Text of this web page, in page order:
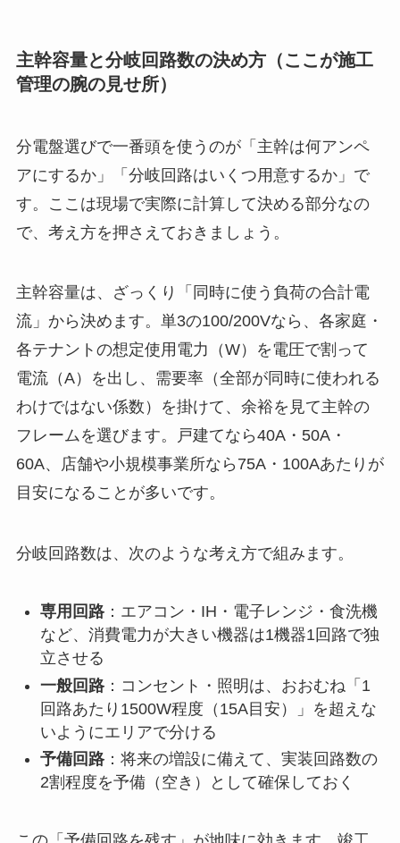
主幹容量と分岐回路数の決め方（ここが施工
管理の腕の見せ所）
分電盤選びで一番頭を使うのが「主幹は何アンペ
アにするか」「分岐回路はいくつ用意するか」で
す。ここは現場で実際に計算して決める部分なの
で、考え方を押さえておきましょう。
主幹容量は、ざっくり「同時に使う負荷の合計電
流」から決めます。単3の100/200Vなら、各家庭・
各テナントの想定使用電力（W）を電圧で割って
電流（A）を出し、需要率（全部が同時に使われる
わけではない係数）を掛けて、余裕を見て主幹の
フレームを選びます。戸建てなら40A・50A・
60A、店舗や小規模事業所なら75A・100Aあたりが
目安になることが多いです。
分岐回路数は、次のような考え方で組みます。
専用回路：エアコン・IH・電子レンジ・食洗機
など、消費電力が大きい機器は1機器1回路で独
立させる
一般回路：コンセント・照明は、おおむね「1
回路あたり1500W程度（15A目安）」を超えな
いようにエリアで分ける
予備回路：将来の増設に備えて、実装回路数の
2割程度を予備（空き）として確保しておく